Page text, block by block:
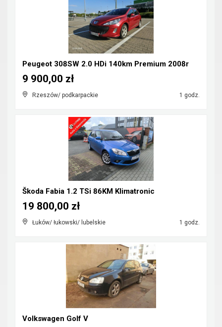
Peugeot 308SW 2.0 HDi 140km Premium 2008r
Rzeszów/ podkarpackie 1 godz.
9 900,00 zł
Škoda Fabia 1.2 TSi 86KM Klimatronic
Łuków/ łukowski/ lubelskie 1 godz.
19 800,00 zł
Volkswagen Golf V